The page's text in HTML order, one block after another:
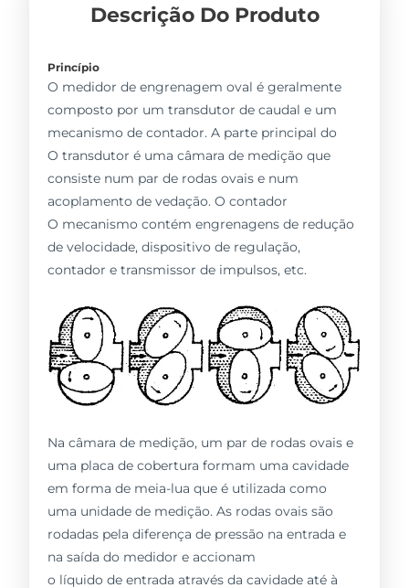
Descrição Do Produto
Princípio
O medidor de engrenagem oval é geralmente
composto por um transdutor de caudal e um
mecanismo de contador. A parte principal do
O transdutor é uma câmara de medição que
consiste num par de rodas ovais e num
acoplamento de vedação. O contador
O mecanismo contém engrenagens de redução
de velocidade, dispositivo de regulação,
contador e transmissor de impulsos, etc.
Na câmara de medição, um par de rodas ovais e
uma placa de cobertura formam uma cavidade
em forma de meia-lua que é utilizada como
uma unidade de medição. As rodas ovais são
rodadas pela diferença de pressão na entrada e
na saída do medidor e accionam
o líquido de entrada através da cavidade até à